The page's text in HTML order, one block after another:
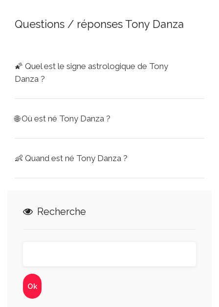
Questions / réponses Tony Danza
🌠 Quel est le signe astrologique de Tony
Danza ?
🌐Où est né Tony Danza ?
👶 Quand est né Tony Danza ?
Recherche